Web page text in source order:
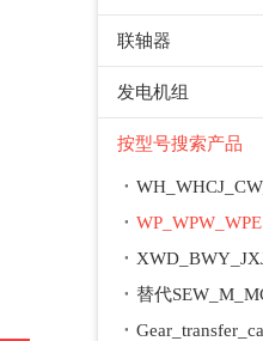
联轴器
发电机组
按型号搜索产品
WP_WPW_WPE